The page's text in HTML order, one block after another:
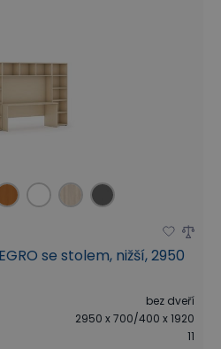
se stolem, nižší, 2950
bez dveří
2950 x 700/400 x 1920
11